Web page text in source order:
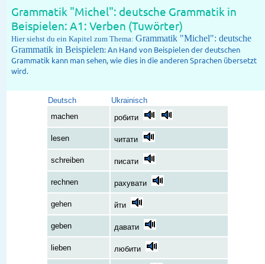
Grammatik "Michel": deutsche Grammatik in
Beispielen: A1: Verben (Tuwörter)
Hier siehst du ein Kapitel zum Thema:Grammatik "Michel": deutsche
Grammatik in Beispielen: An Hand von Beispielen der deutschen
Grammatik kann man sehen, wie dies in die anderen Sprachen übersetzt
wird.
Deutsch
Ukrainisch
machen
робити
lesen читати
schreiben писати
rechnen рахувати
gehen йти
geben давати
lieben любити